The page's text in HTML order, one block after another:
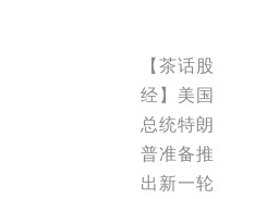
【茶话股
经】美国
总统特朗
普准备推
出新一轮